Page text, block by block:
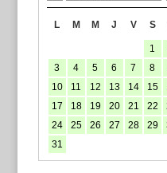
L M M J V S
1
3
4 5 6 7 8
10
11 12 13 14 15
17
18 19 20 21 22
24
25 26 27 28 29
31